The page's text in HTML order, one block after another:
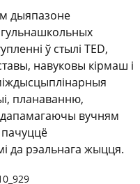
дыяпазоне
ў стылі TED,
навуковы кірмаш і
планаванню,
дапамагаючы вучням
пачуццё
да рэальнага жыцця.